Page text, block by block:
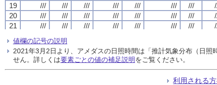
19
/// /// /// /// /// /// ///
20
/// /// /// /// /// /// ///
21
/// /// /// /// /// /// ///
23
/// /// ///
24
/// /// /// /// /// /// ///
19
/// /// /// /// /// /// ///
20
/// /// /// /// /// /// ///
21
/// /// /// /// /// /// ///
23
/// /// ///
24
/// /// /// /// /// /// ///
19
/// /// /// /// /// /// ///
20
/// /// /// /// /// /// ///
21
/// /// /// /// /// /// ///
23
/// /// ///
24
/// /// /// /// /// /// ///
19
/// /// /// /// /// /// ///
20
/// /// /// /// /// /// ///
21
/// /// /// /// /// /// ///
23
/// /// ///
24
/// /// /// /// /// /// ///
値欄の記号の説明
2021年3月2日より、アメダスの日照時間は「推計気象分布（日
せん。詳しくは要素ごとの値の補足説明をご覧ください。
利用される